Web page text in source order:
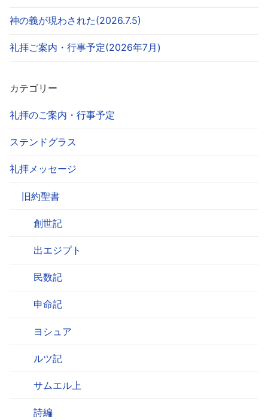
神の義が現わされた(2026.7.5)
礼拝ご案内・行事予定(2026年7月)
カテゴリー
礼拝のご案内・行事予定
ステンドグラス
礼拝メッセージ
旧約聖書
創世記
出エジプト
民数記
申命記
ヨシュア
ルツ記
サムエル上
詩編